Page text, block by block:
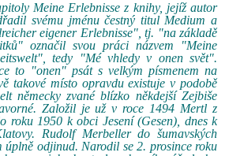
Meine Erlebnisse z knihy, jejíž autor
svému jménu čestný titul Medium a
eigener Erlebnisse", tj. "na základě
označil svou práci názvem "Meine
tedy "Mé vhledy v onen svět".
to "onen" psát s velkým písmenem na
takové místo opravdu existuje v podobě
německy zvané blízko někdejší Zejbiše
Založil je už v roce 1494 Mertl z
roku 1950 k obci Jesení (Gesen), dnes k
Rudolf Merbeller do šumavských
úplně odjinud. Narodil se 2. prosince roku